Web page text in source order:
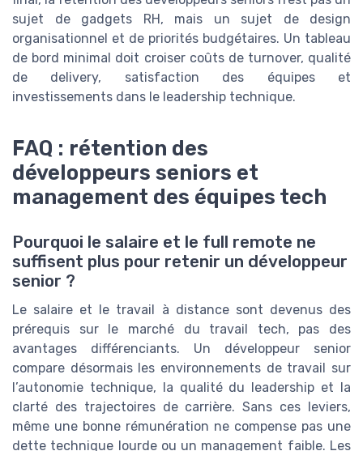
sujet de gadgets RH, mais un sujet de design
organisationnel et de priorités budgétaires. Un tableau
de bord minimal doit croiser coûts de turnover, qualité
de delivery, satisfaction des équipes et
investissements dans le leadership technique.
FAQ : rétention des
développeurs seniors et
management des équipes tech
Pourquoi le salaire et le full remote ne
suffisent plus pour retenir un développeur
senior ?
Le salaire et le travail à distance sont devenus des
prérequis sur le marché du travail tech, pas des
avantages différenciants. Un développeur senior
compare désormais les environnements de travail sur
l’autonomie technique, la qualité du leadership et la
clarté des trajectoires de carrière. Sans ces leviers,
même une bonne rémunération ne compense pas une
dette technique lourde ou un management faible. Les